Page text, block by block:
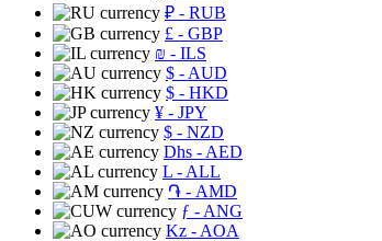
₽ - RUB
£ - GBP
₪ - ILS
$ - AUD
$ - HKD
¥ - JPY
$ - NZD
Dhs - AED
L - ALL
֏ - AMD
ƒ - ANG
Kz - AOA